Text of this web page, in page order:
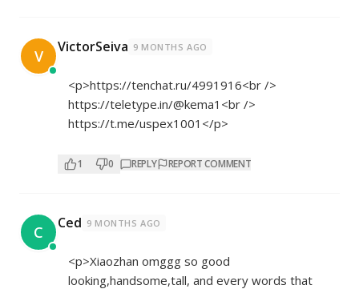
V VictorSeiva 9 MONTHS AGO
<p>https://tenchat.ru/4991916<br />
https://teletype.in/@kema1<br />
https://t.me/uspex1001</p>
1 0 REPLY REPORT COMMENT
C Ced 9 MONTHS AGO
<p>Xiaozhan omggg so good
looking,handsome,tall, and every words that